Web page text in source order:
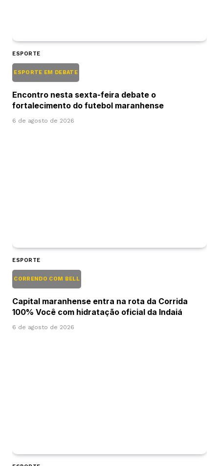
ESPORTE
ESPORTE EM DEBATE
Encontro nesta sexta-feira debate o
fortalecimento do futebol maranhense
6 de agosto de 2026
ESPORTE
CORRENDO COM BELL
Capital maranhense entra na rota da Corrida
100% Você com hidratação oficial da Indaiá
6 de agosto de 2026